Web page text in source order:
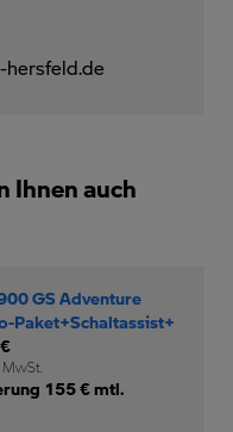
Ihnen auch
GS Adventure
Paket+Schaltassist+
155 € mtl.